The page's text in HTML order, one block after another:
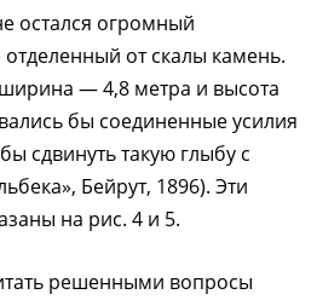
остался огромный
от скалы камень.
— 4,8 метра и высота
бы соединенные усилия
сдвинуть такую глыбу с
Бейрут, 1896). Эти
на рис. 4 и 5.
решенными вопросы